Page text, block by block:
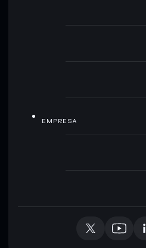
EMPRESA